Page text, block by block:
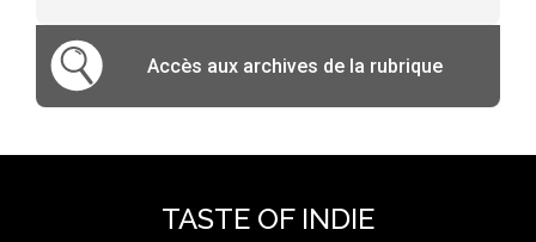
Accès aux archives de la rubrique
TASTE OF INDIE